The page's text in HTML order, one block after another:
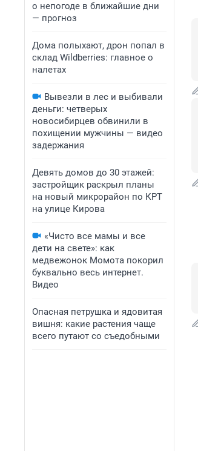
о непогоде в ближайшие дни
— прогноз
Дома полыхают, дрон попал в
склад Wildberries: главное о
налетах
Вывезли в лес и выбивали
деньги: четверых
новосибирцев обвинили в
похищении мужчины — видео
задержания
Девять домов до 30 этажей:
застройщик раскрыл планы
на новый микрорайон по КРТ
на улице Кирова
«Чисто все мамы и все
дети на свете»: как
медвежонок Момота покорил
буквально весь интернет.
Видео
Опасная петрушка и ядовитая
вишня: какие растения чаще
всего путают со съедобными